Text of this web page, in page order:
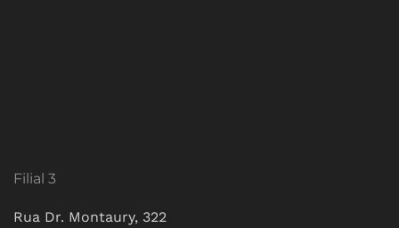
Filial 3
Rua Dr. Montaury, 322